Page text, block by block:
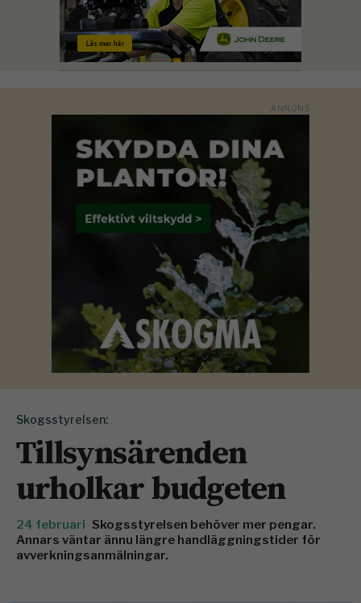
Skogsstyrelsen:
Tillsynsärenden
urholkar budgeten
24 februari Skogsstyrelsen behöver mer pengar.
Annars väntar ännu längre handläggningstider för
avverkningsanmälningar.